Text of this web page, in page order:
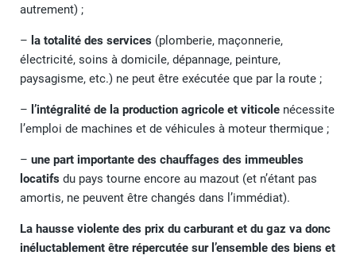
autrement) ;
– la totalité des services (plomberie, maçonnerie,
électricité, soins à domicile, dépannage, peinture,
paysagisme, etc.) ne peut être exécutée que par la route ;
– l’intégralité de la production agricole et viticole nécessite
l’emploi de machines et de véhicules à moteur thermique ;
– une part importante des chauffages des immeubles
locatifs du pays tourne encore au mazout (et n’étant pas
amortis, ne peuvent être changés dans l’immédiat).
La hausse violente des prix du carburant et du gaz va donc
inéluctablement être répercutée sur l’ensemble des biens et